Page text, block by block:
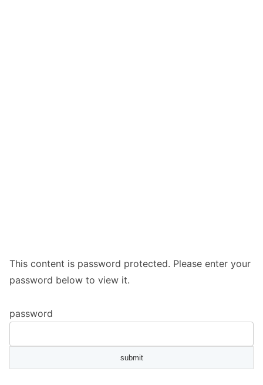
This content is password protected. Please enter your
password below to view it.
password